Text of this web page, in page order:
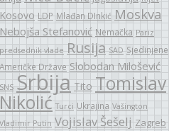
Kosovo LDP Mlađan DInkić Moskva
Nebojša Stefanović Nemačka Pariz
predsednik vlade Rusija SAD Sjedinjene
Američke Države Slobodan Milošević
SNS Srbija Tito Tomislav
Nikolić Turci Ukrajina Vašington
Vladimir Putin Vojislav Šešelj Zagreb